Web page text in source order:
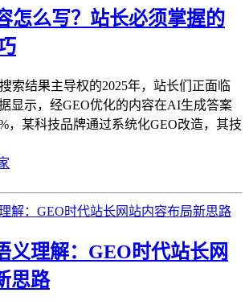
怎么写？站长必须掌握的
索结果主导权的2025年，站长们正面临
显示，经GEO优化的内容在AI生成答案
，某科技品牌通过系统化GEO改造，其技
义理解：GEO时代站长网
思路